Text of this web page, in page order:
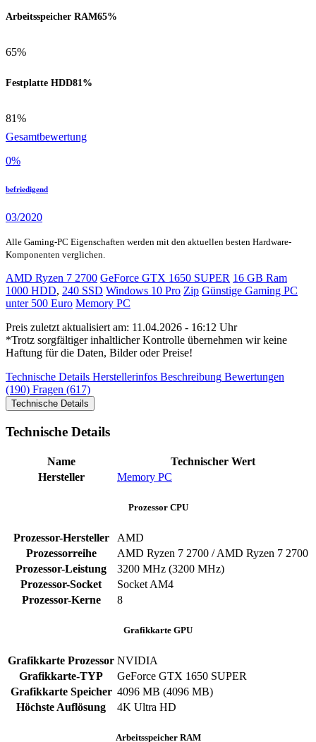
Arbeitsspeicher RAM65%
65%
Festplatte HDD81%
81%
Gesamtbewertung
0%
befriedigend
03/2020
Alle Gaming-PC Eigenschaften werden mit den aktuellen besten Hardware-
Komponenten verglichen.
AMD Ryzen 7 2700 GeForce GTX 1650 SUPER 16 GB Ram
1000 HDD, 240 SSD Windows 10 Pro Zip Günstige Gaming PC
unter 500 Euro Memory PC
Preis zuletzt aktualisiert am: 11.04.2026 - 16:12 Uhr
*Trotz sorgfältiger inhaltlicher Kontrolle übernehmen wir keine
Haftung für die Daten, Bilder oder Preise!
Technische Details Herstellerinfos Beschreibung Bewertungen
(190) Fragen (617)
Technische Details
Technische Details
Name
Technischer Wert
Hersteller
Memory PC
Prozessor CPU
Prozessor-Hersteller
AMD
Prozessorreihe
AMD Ryzen 7 2700 / AMD Ryzen 7 2700
Prozessor-Leistung
3200 MHz (3200 MHz)
Prozessor-Socket
Socket AM4
Prozessor-Kerne
8
Grafikkarte GPU
Grafikkarte Prozessor NVIDIA
Grafikkarte-TYP
GeForce GTX 1650 SUPER
Grafikkarte Speicher 4096 MB (4096 MB)
Höchste Auflösung
4K Ultra HD
Arbeitsspeicher RAM